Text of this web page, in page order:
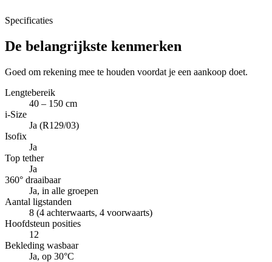
Specificaties
De belangrijkste kenmerken
Goed om rekening mee te houden voordat je een aankoop doet.
Lengtebereik
40 – 150 cm
i-Size
Ja (R129/03)
Isofix
Ja
Top tether
Ja
360° draaibaar
Ja, in alle groepen
Aantal ligstanden
8 (4 achterwaarts, 4 voorwaarts)
Hoofdsteun posities
12
Bekleding wasbaar
Ja, op 30°C